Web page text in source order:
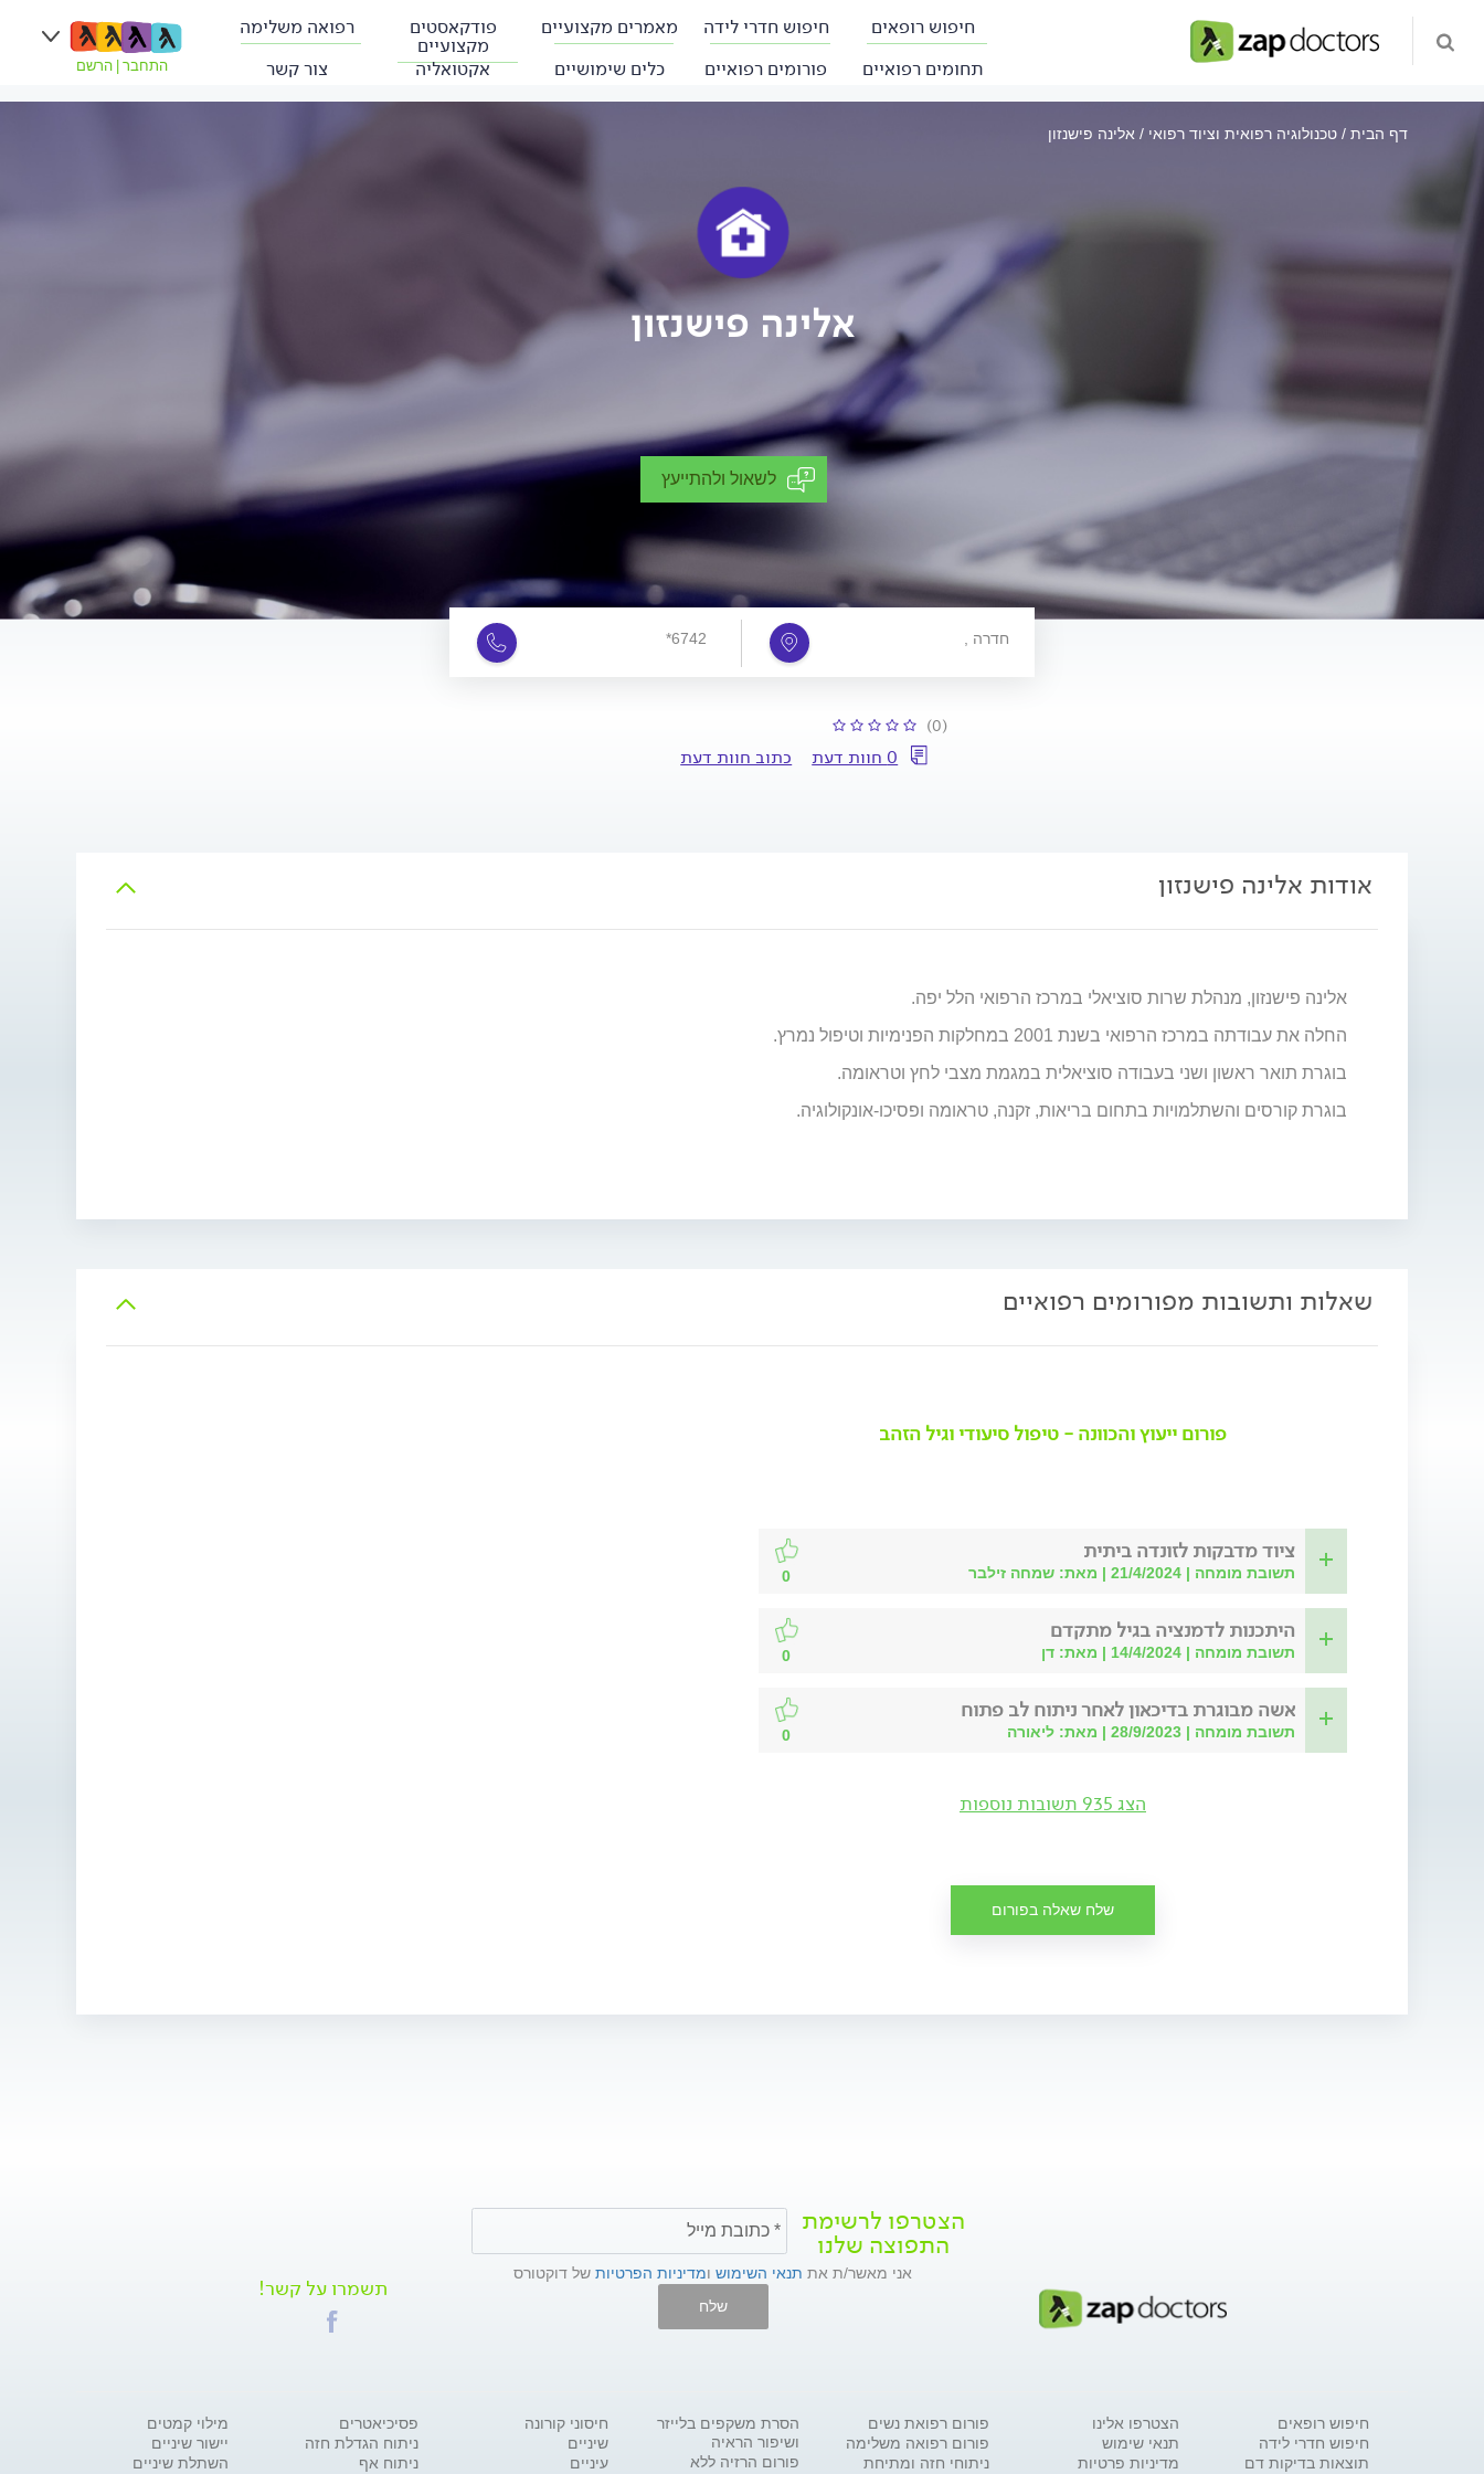
חיפוש רופאים חיפוש חדרי לידה מאמרים מקצועיים פודקאסטים
מקצועיים
רפואה משלימה
תחומים רפואיים
פורומים רפואיים כלים שימושיים אקטואליה צור קשר התחבר הרשם
דף הבית טכנולוגיה רפואית וציוד רפואי אלינה פישנזון
אלינה פישנזון
לשאול ולהתייעץ
, חדרה *6742
(0)
0 חוות דעת כתוב חוות דעת
אודות אלינה פישנזון
אלינה פישנזון, מנהלת שרות סוציאלי במרכז הרפואי הלל יפה.
החלה את עבודתה במרכז הרפואי בשנת 2001 במחלקות הפנימיות וטיפול נמרץ.
בוגרת תואר ראשון ושני בעבודה סוציאלית במגמת מצבי לחץ וטראומה.
בוגרת קורסים והשתלמויות בתחום בריאות, זקנה, טראומה ופסיכו-אונקולוגיה.
שאלות ותשובות מפורומים רפואיים
פורום ייעוץ והכוונה - טיפול סיעודי וגיל הזהב
ציוד מדבקות לזונדה ביתית
תשובת מומחה | 21/4/2024 | מאת: שמחה זילבר 0
היתכנות לדמנציה בגיל מתקדם
תשובת מומחה | 14/4/2024 | מאת: דן 0
אשה מבוגרת בדיכאון לאחר ניתוח לב פתוח
תשובת מומחה | 28/9/2023 | מאת: ליאורה 0
הצג 935 תשובות נוספות
שלח שאלה בפורום
הצטרפו לרשימת
התפוצה שלנו
אני מאשר/ת את תנאי השימוש ומדיניות הפרטיות של דוקטורס
שלח
תשמרו על קשר!
חיפוש רופאים
חיפוש חדרי לידה
תוצאות בדיקות דם
הצטרפו אלינו
תנאי שימוש
מדיניות פרטיות
פורום רפואת נשים
פורום רפואה משלימה
ניתוחי חזה ומתיחת
הסרת משקפים בלייזר
ושיפור הראיה
פורום הרזיה ללא
חיסוני קורונה
שיניים
עיניים
פסיכיאטרים
ניתוח הגדלת חזה
ניתוח אף
מילוי קמטים
יישור שיניים
השתלת שיניים